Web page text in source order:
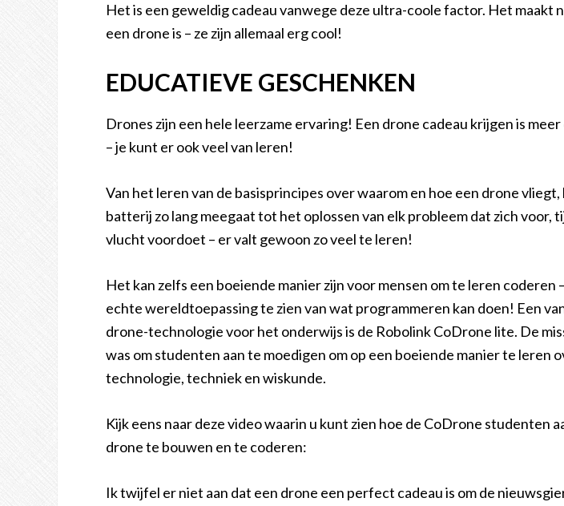
Het is een geweldig cadeau vanwege deze ultra-coole factor. Het maakt
een drone is – ze zijn allemaal erg cool!
EDUCATIEVE GESCHENKEN
Drones zijn een hele leerzame ervaring! Een drone cadeau krijgen is
– je kunt er ook veel van leren!
Van het leren van de basisprincipes over waarom en hoe een drone
batterij zo lang meegaat tot het oplossen van elk probleem dat zich voor,
vlucht voordoet – er valt gewoon zo veel te leren!
Het kan zelfs een boeiende manier zijn voor mensen om te leren coderen
echte wereldtoepassing te zien van wat programmeren kan doen! Een
drone-technologie voor het onderwijs is de Robolink CoDrone lite. De
was om studenten aan te moedigen om op een boeiende manier te leren
technologie, techniek en wiskunde.
Kijk eens naar deze video waarin u kunt zien hoe de CoDrone studenten
drone te bouwen en te coderen:
Ik twijfel er niet aan dat een drone een perfect cadeau is om de